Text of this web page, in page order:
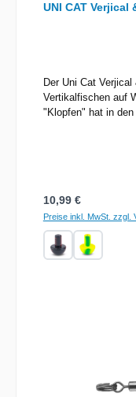
UNI CAT Verjical
Der Uni Cat
Vertikalfischen auf
"Klopfen" hat in
der Anwendung zu
erfolgreich
verrückt und
AnbissWallerblei
Welsgeeignet zum
Regulärer Preis:
10,99 €
Preise inkl. MwSt. zzgl.